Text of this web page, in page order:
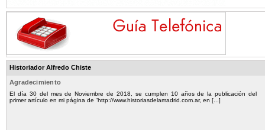
Historiador Alfredo Chiste
Agradecimiento
El día 30 del mes de Noviembre de 2018, se cumplen 10 años de la publicación del
primer artículo en mi página de “http://www.historiasdelamadrid.com.ar, en [...]